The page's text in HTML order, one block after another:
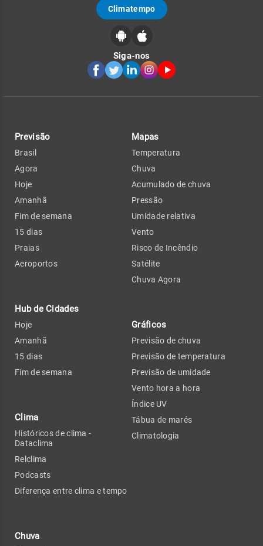
Climatempo
Siga-nos
Previsão
Brasil
Agora
Hoje
Amanhã
Fim de semana
15 dias
Praias
Aeroportos
Hub de Cidades
Hoje
Amanhã
15 dias
Fim de semana
Clima
Históricos de clima -
Dataclima
Relclima
Podcasts
Diferença entre clima e tempo
Chuva
Mapas
Temperatura
Chuva
Acumulado de chuva
Pressão
Umidade relativa
Vento
Risco de Incêndio
Satélite
Chuva Agora
Gráficos
Previsão de chuva
Previsão de temperatura
Previsão de umidade
Vento hora a hora
Índice UV
Tábua de marés
Climatologia